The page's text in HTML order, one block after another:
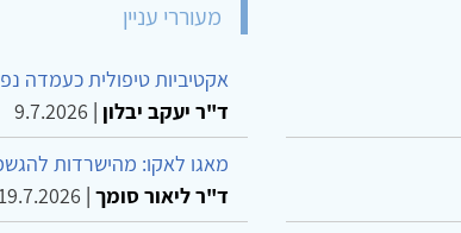
מעוררי עניין
אקטיביות טיפולית כעמדה
ד"ר יעקב יבלון |
9.7.2026
מאגו לאקו: מהישרדות
ד"ר ליאור סומך |